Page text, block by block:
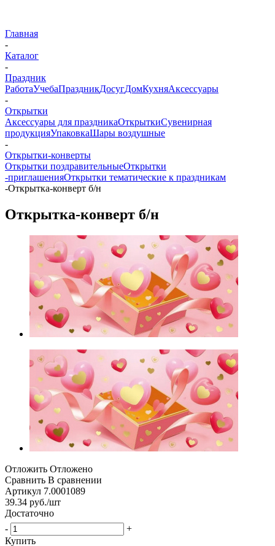
Главная
-
Каталог
-
Праздник
РаботаУчебаПраздникДосугДомКухняАксессуары
-
Открытки
Аксессуары для праздникаОткрыткиСувенирная
продукцияУпаковкаШары воздушные
-
Открытки-конверты
Открытки поздравительныеОткрытки
-приглашенияОткрытки тематические к праздникам
-Открытка-конверт б/н
Открытка-конверт б/н
Отложить Отложено
Сравнить В сравнении
Артикул 7.0001089
39.34 руб./шт
Достаточно
-
+
Купить